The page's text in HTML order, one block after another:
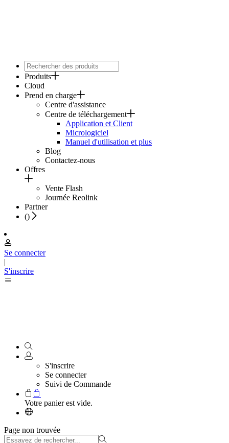
Produits
Cloud
Prend en charge
Centre d'assistance
Centre de téléchargement
Application et Client
Micrologiciel
Manuel d'utilisation et plus
Blog
Contactez-nous
Offres
Vente Flash
Journée Reolink
Partner
()
Se connecter
|
S'inscrire
S'inscrire
Se connecter
Suivi de Commande
Votre panier est vide.
Page non trouvée